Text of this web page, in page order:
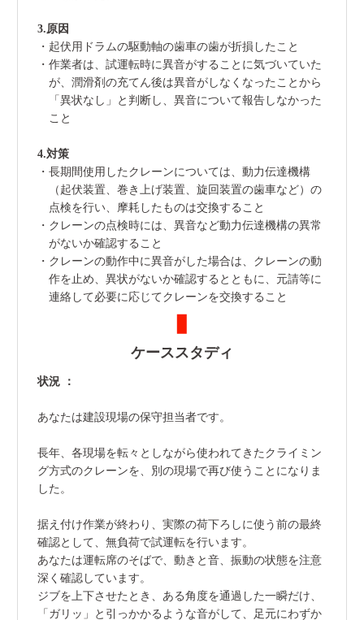
3.原因
・起伏用ドラムの駆動軸の歯車の歯が折損したこと
・作業者は、試運転時に異音がすることに気づいていた
が、潤滑剤の充てん後は異音がしなくなったことから
「異状なし」と判断し、異音について報告しなかった
こと
4.対策
・長期間使用したクレーンについては、動力伝達機構
（起伏装置、巻き上げ装置、旋回装置の歯車など）の
点検を行い、摩耗したものは交換すること
・クレーンの点検時には、異音など動力伝達機構の異常
がないか確認すること
・クレーンの動作中に異音がした場合は、クレーンの動
作を止め、異状がないか確認するとともに、元請等に
連絡して必要に応じてクレーンを交換すること
ケーススタディ
状況 ：
あなたは建設現場の保守担当者です。
長年、各現場を転々としながら使われてきたクライミン
グ方式のクレーンを、別の現場で再び使うことになりま
した。
据え付け作業が終わり、実際の荷下ろしに使う前の最終
確認として、無負荷で試運転を行います。
あなたは運転席のそばで、動きと音、振動の状態を注意
深く確認しています。
ジブを上下させたとき、ある角度を通過した一瞬だけ、
「ガリッ」と引っかかるような音がして、足元にわずか